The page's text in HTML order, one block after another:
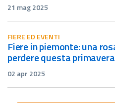
21 mag 2025
FIERE ED EVENTI
fiere in piemonte: una rosa di eventi da non
perdere questa primavera
02 apr 2025